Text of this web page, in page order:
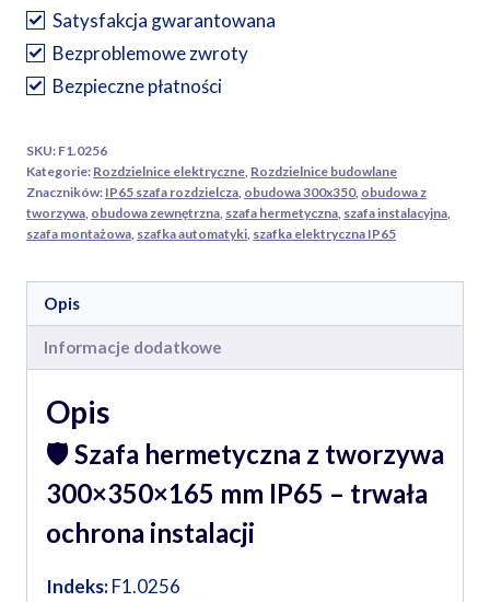
tworzywa
300×350×165
mm
IP65
Satysfakcja gwarantowana
Bezproblemowe zwroty
Bezpieczne płatności
SKU: F1.0256
Kategorie: Rozdzielnice elektryczne Rozdzielnice budowlane
Znaczników: IP65 szafa rozdzielcza obudowa 300x350, obudowa z
tworzywa obudowa zewnętrzna szafa hermetyczna szafa instalacyjna
szafa montażowa szafka automatyki szafka elektryczna IP65
Opis
Informacje dodatkowe
Opis
🛡️ Szafa hermetyczna z tworzywa
300×350×165 mm IP65 – trwała
ochrona instalacji
Indeks:F1.0256